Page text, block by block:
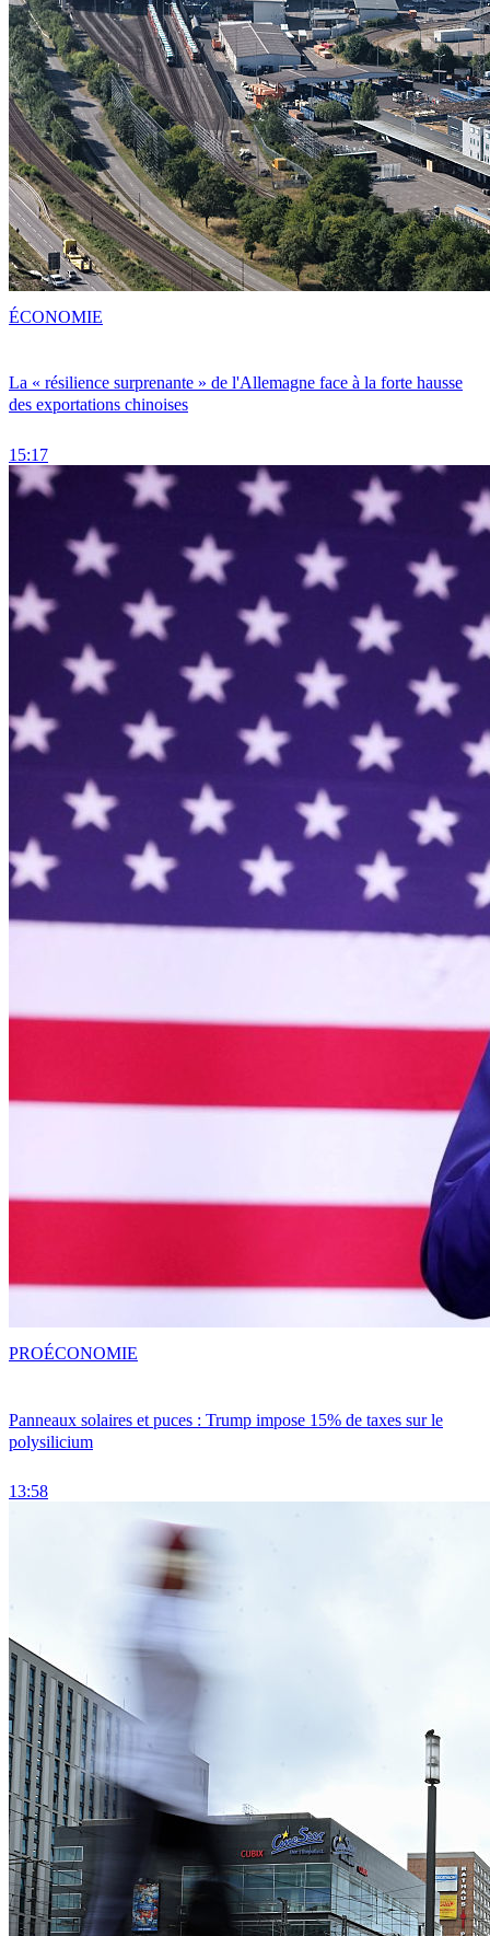
La « résilience surprenante » de l'Allemagne face à la forte hausse
des exportations chinoises
15:17
ÉCONOMIE
Panneaux solaires et puces : Trump impose 15% de taxes sur le
polysilicium
13:58
PROÉCONOMIE